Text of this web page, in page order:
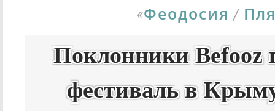
«Феодосия /
Поклонники Befooz
фестиваль в